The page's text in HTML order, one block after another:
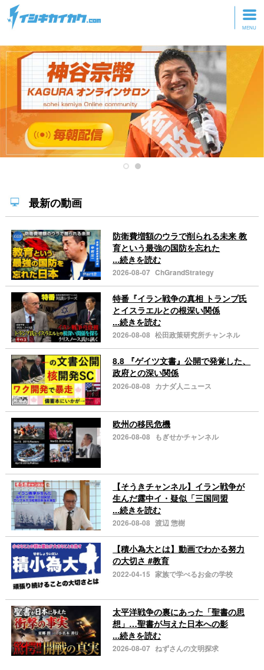
トップページ
動画を見る
記事を読む
セミナーに参加
研修・ツアーに参加
最新の動画
防衛費増額のウラで削られる未来 教
育という最強の国防を忘れた
...続きを読む
2026-08-07 ChGrandStrategy
特番『イラン戦争の真相 トランプ氏
とイスラエルとの根深い関係
...続きを読む
2026-08-08 松田政策研究所チャンネル
8.8 『ゲイツ文書』公開で発覚した、
政府との深い関係
2026-08-08 カナダ人ニュース
欧州の移民危機
2026-08-08 もぎせかチャンネル
【そうきチャンネル】イラン戦争が
生んだ露中イ・疑似「三国同盟
...続きを読む
2026-08-08 渡辺 惣樹
【積小為大とは】動画でわかる努力
の大切さ #教育
2022-04-15 家族で学べるお金の学校
太平洋戦争の裏にあった「聖書の思
想」…聖書が与えた日本への影
...続きを読む
2026-08-07 ねずさんの文明探求